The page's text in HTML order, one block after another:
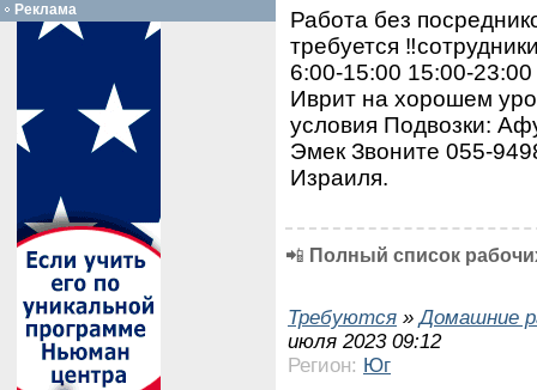
Работа без
требуется
6:00-15:00 15:00-
Иврит на хорошем
условия Подвозки:
Эмек Звоните 055-
Израиля.
📲 Полный список
Требуются »Домашние
июля 2023 09:12
Регион: Юг
Реклама